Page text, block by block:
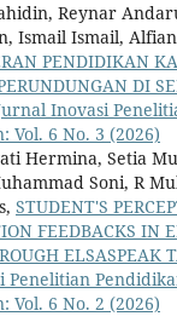
Reynar
Ismail Ismail,
PENDIDIKAN
DI
Inovasi
Vol. 6 No. 3 (2026)
Hermina, Setia
Soni, R
STUDENT'S
FEEDBACKS IN
ELSASPEAK
Penelitian
Vol. 6 No. 2 (2026)